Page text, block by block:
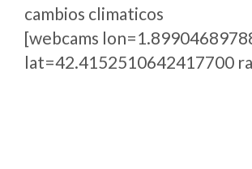
cambios climaticos
[webcams
lat=42.4152510642417700